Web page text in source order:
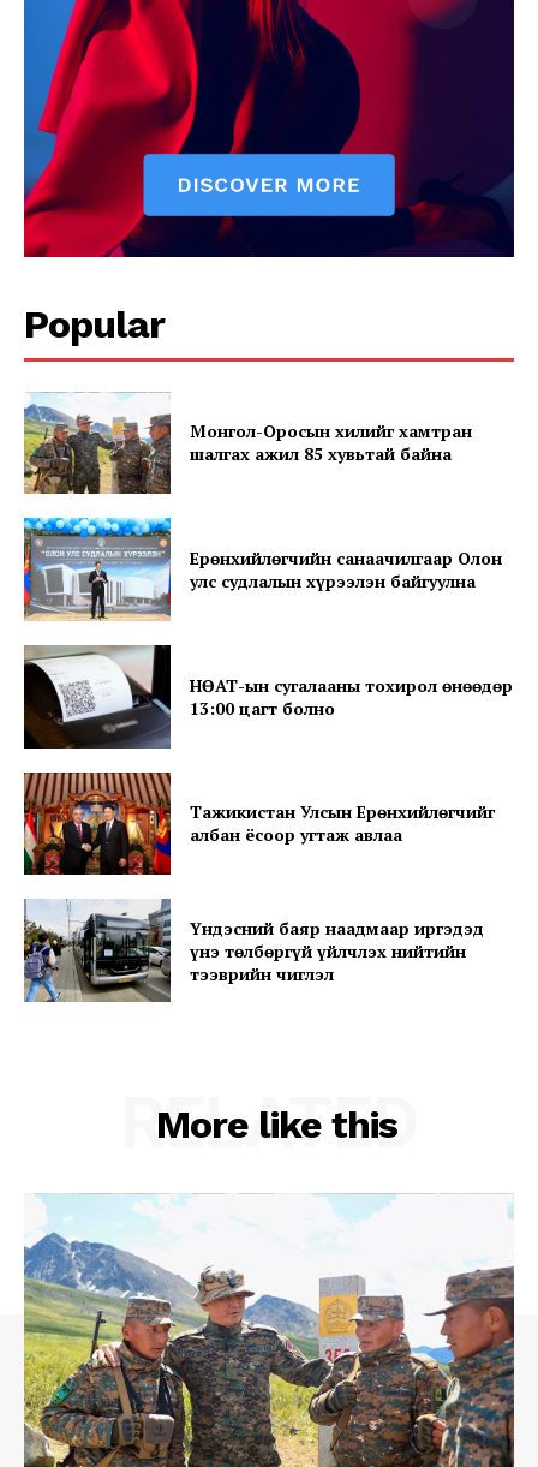
SUBSCRIBE NOW
Company
About
Contact us
Subscription Plans
My account
Popular
Монгол-Оросын хилийг хамтран
шалгах ажил 85 хувьтай байна
Ерөнхийлөгчийн санаачилгаар Олон
улс судлалын хүрээлэн байгуулна
НӨАТ-ын сугалааны тохирол өнөөдөр
13:00 цагт болно
Тажикистан Улсын Ерөнхийлөгчийг
албан ёсоор угтаж авлаа
Үндэсний баяр наадмаар иргэдэд
үнэ төлбөргүй үйлчлэх нийтийн
тээврийн чиглэл
More like this
RELATED